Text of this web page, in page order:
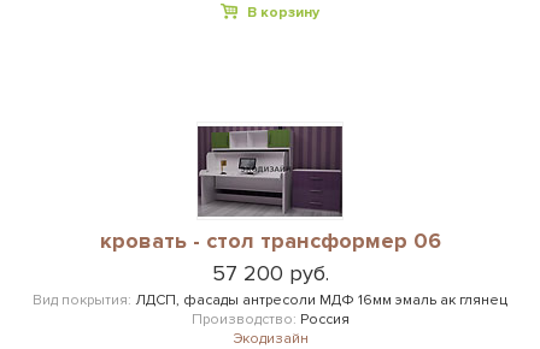
В корзину
кровать - стол трансформер 06
57 200 руб.
Вид покрытия: ЛДСП, фасады антресоли МДФ 16мм эмаль ак глянец
Производство: Россия
Экодизайн